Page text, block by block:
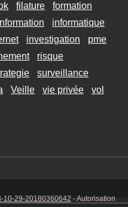
filature
formation
informatique
investigation
pme
risque
surveillance
Veille vie privée
vol
10-29-20180360642 - Autorisation